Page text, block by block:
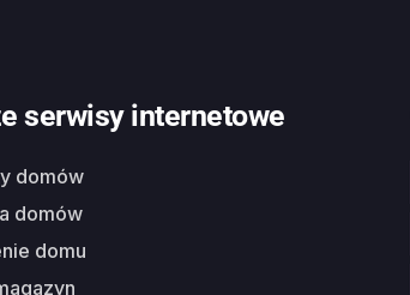
serwisy internetowe
domów
domów
domu